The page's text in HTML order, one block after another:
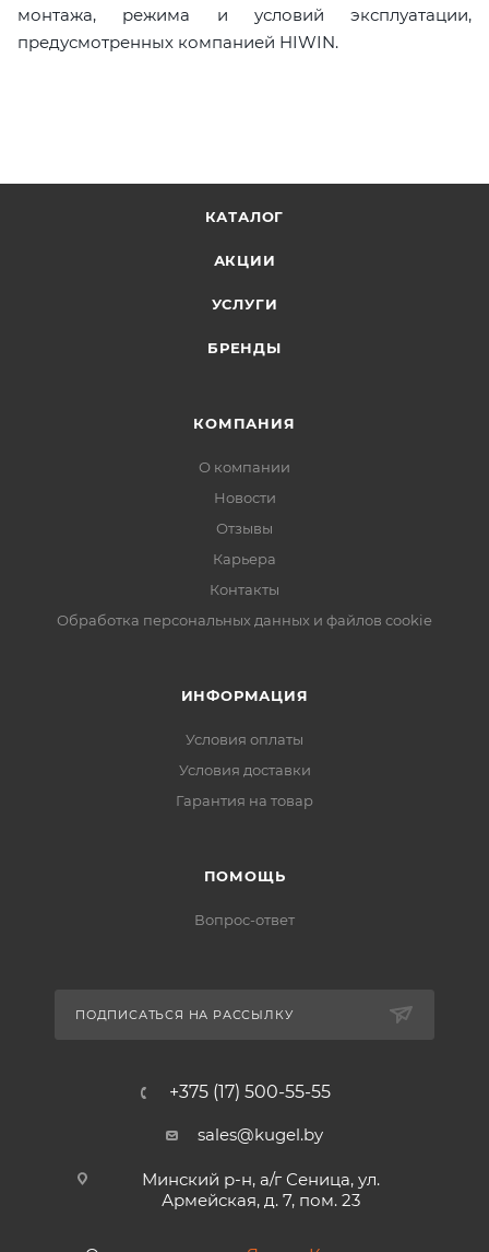
монтажа, режима и условий эксплуатации,
предусмотренных компанией HIWIN.
КАТАЛОГ
АКЦИИ
УСЛУГИ
БРЕНДЫ
КОМПАНИЯ
О компании
Новости
Отзывы
Карьера
Контакты
Обработка персональных данных и файлов cookie
ИНФОРМАЦИЯ
Условия оплаты
Условия доставки
Гарантия на товар
ПОМОЩЬ
Вопрос-ответ
ПОДПИСАТЬСЯ НА РАССЫЛКУ
+375 (17) 500-55-55
sales@kugel.by
Минский р-н, а/г Сеница, ул.
Армейская, д. 7, пом. 23